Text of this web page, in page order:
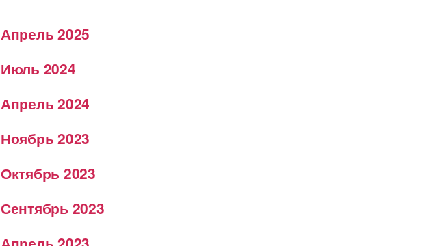
Апрель 2025
Июль 2024
Апрель 2024
Ноябрь 2023
Октябрь 2023
Сентябрь 2023